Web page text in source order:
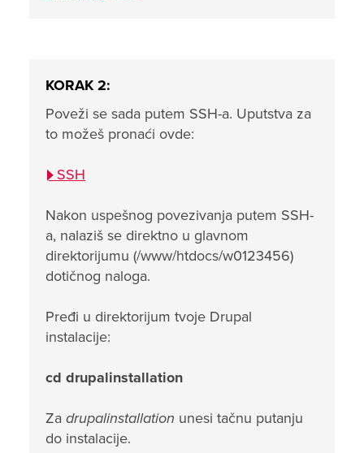
KORAK 2:
Poveži se sada putem SSH-a. Uputstva za
to možeš pronaći ovde:
SSH
Nakon uspešnog povezivanja putem SSH-
a, nalaziš se direktno u glavnom
direktorijumu (/www/htdocs/w0123456)
dotičnog naloga.
Pređi u direktorijum tvoje Drupal
instalacije:
cd drupalinstallation
Za drupalinstallation unesi tačnu putanju
do instalacije.